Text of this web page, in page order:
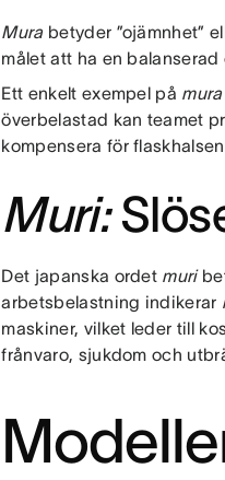
Murabetyder ”ojämnhet”
målet att ha en
Ett enkelt exempel på mura
överbelastad kan teamet
kompensera för
Muri:
Det japanska ordet muri
arbetsbelastning indikerar
maskiner, vilket leder till
frånvaro, sjukdom och